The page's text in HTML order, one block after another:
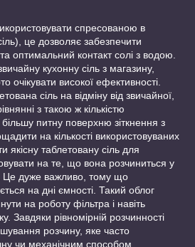
спресованою в
це дозволяє забезпечити
оптимальний контакт солі з водою.
кухонну сіль з магазину,
очікувати високої ефективності.
сіль на відміну від звичайної,
з такою ж кількістю
більшу питну поверхню зіткнення з
на кількості використовуваних
якісну таблетовану сіль для
на те, що вона розчиниться у
Це дуже важливо, тому що
на дні ємності. Такий облог
на роботу фільтра і навіть
Завдяки рівномірній розчинності
розчину, яке часто
чи механічним способом.